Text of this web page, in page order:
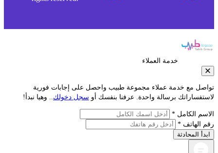
خدمة العملاء
مع خدمة عملاء مجموعة طبيب واحصل على إجابات فورية
برسالة واحدة. عرفنا بنفسك أوسجل دخولك.. وهيا نبدأ!
الكامل *
الهاتف *
المحادثة